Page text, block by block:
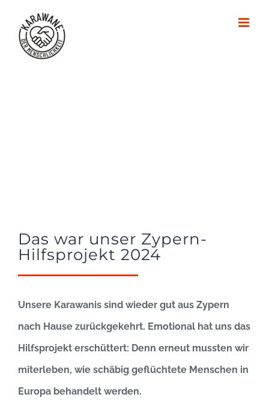
Inhalt
springen
Das war unser Zypern-
Hilfsprojekt 2024
Unsere Karawanis sind wieder gut aus Zypern
nach Hause zurückgekehrt. Emotional hat uns das
Hilfsprojekt erschüttert: Denn erneut mussten wir
miterleben, wie schäbig geflüchtete Menschen in
Europa behandelt werden.